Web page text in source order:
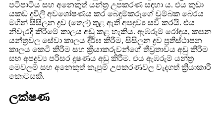
පටිපාටිය සහ අනෙකුත් යන්ත්‍ර උපකරණ සඳහා ය. එය කුඩා
යකඩ දූවිලි අවශෝෂණය කර බෙදුම්කරුගේ චුම්බක බෙරය
මගින් සිසිලන ද්‍රව (තෙල්) තුළ ඇති අපද්‍රව්‍ය සවි කරයි. එය
නිවැරදි කිරීමේ කාලය අඩු කළ හැකිය. ඇඹරුම් රෝදය, කපන
යන්ත්‍රවල සේවා කාලය දීර්ඝ කිරීම, සිසිලන ද්‍රව ප්‍රතිස්ථාපන
කාලය කෙටි කිරීම සහ ක්‍රියාකරුවන්ගේ තීව්‍රතාවය අඩු කිරීම
සහ අපද්‍රව්‍ය පරිසර දූෂණය අඩු කිරීම. එය ඇඹරුම් යන්ත්‍ර
මෙවලම් සහ අනෙකුත් කැපුම් උපකරණවල වැදගත් ක්‍රියාකාරී
කොටසකි.
ලක්ෂණ